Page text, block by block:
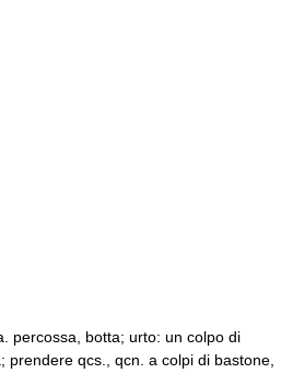
percossa, botta; urto: un colpo di
prendere qcs., qcn. a colpi di bastone,